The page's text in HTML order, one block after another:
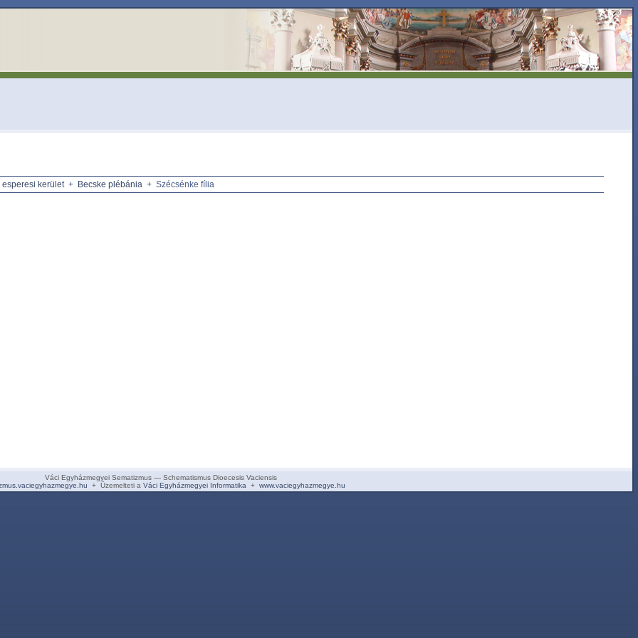
esperesi kerület+ Becske plébánia + Szécsénke fília
Váci Egyházmegyei Sematizmus — Schematismus Dioecesis Vaciensis
+ Üzemelteti a Váci Egyházmegyei Informatika + www.vaciegyhazmegye.hu